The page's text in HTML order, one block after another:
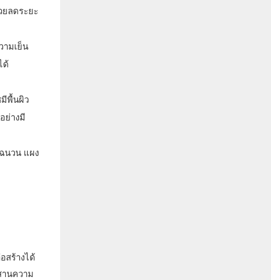
ลดระยะ
มเย็น
ด้
พื้นผิว
ย่างมี
นวน แผง
สร้างได้
นความ